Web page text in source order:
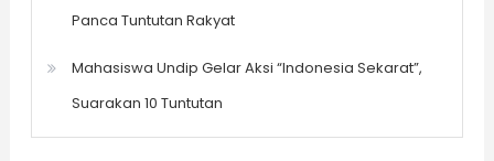
Panca Tuntutan Rakyat
Mahasiswa Undip Gelar Aksi “Indonesia Sekarat”,
Suarakan 10 Tuntutan